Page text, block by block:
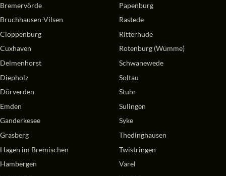
Bremervörde
Bruchhausen-Vilsen
Cloppenburg
Cuxhaven
Delmenhorst
Diepholz
Dörverden
Emden
Ganderkesee
Grasberg
Hagen im Bremischen
Hambergen
Papenburg
Rastede
Ritterhude
Rotenburg (Wümme)
Schwanewede
Soltau
Stuhr
Sulingen
Syke
Thedinghausen
Twistringen
Varel